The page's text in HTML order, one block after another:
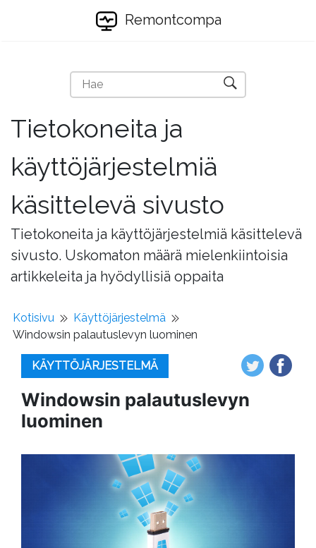
Remontcompa
Tietokoneita ja
käyttöjärjestelmiä
käsittelevä sivusto
Tietokoneita ja käyttöjärjestelmiä käsittelevä
sivusto. Uskomaton määrä mielenkiintoisia
artikkeleita ja hyödyllisiä oppaita
Kotisivu
Käyttöjärjestelmä
Windowsin palautuslevyn luominen
KÄYTTÖJÄRJESTELMÄ
Windowsin palautuslevyn
luominen